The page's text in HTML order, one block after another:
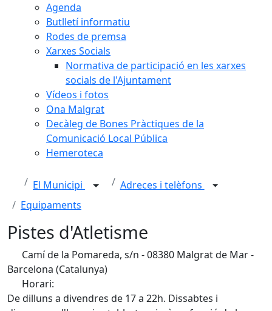
Agenda
Butlletí informatiu
Rodes de premsa
Xarxes Socials
Normativa de participació en les xarxes
socials de l'Ajuntament
Vídeos i fotos
Ona Malgrat
Decàleg de Bones Pràctiques de la
Comunicació Local Pública
Hemeroteca
El Municipi
Adreces i telèfons
Equipaments
Pistes d'Atletisme
Camí de la Pomareda, s/n - 08380 Malgrat de Mar -
Barcelona (Catalunya)
Horari:
De dilluns a divendres de 17 a 22h. Dissabtes i